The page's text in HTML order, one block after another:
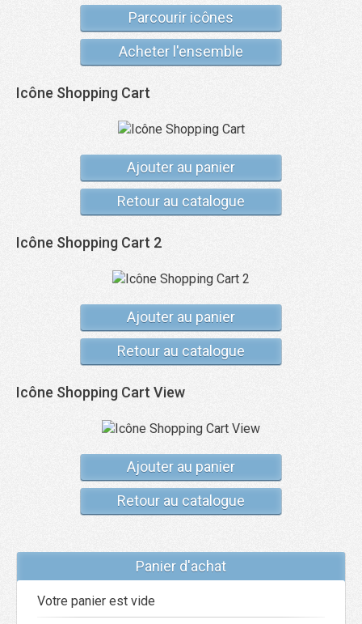
Parcourir icônes
Acheter l'ensemble
Icône Shopping Cart
Ajouter au panier
Retour au catalogue
Icône Shopping Cart 2
Ajouter au panier
Retour au catalogue
Icône Shopping Cart View
Ajouter au panier
Retour au catalogue
Panier d'achat
Votre panier est vide